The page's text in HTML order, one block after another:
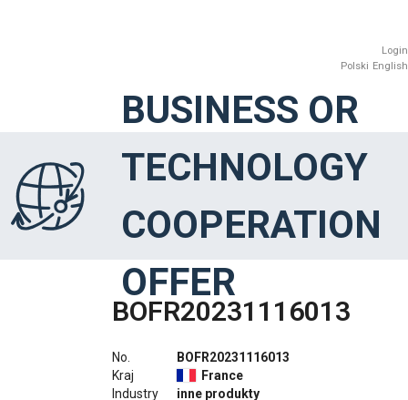
Login
Polski English
BUSINESS OR
TECHNOLOGY
COOPERATION
OFFER
BOFR20231116013
No.
Kraj
Industry
BOFR20231116013
France
inne produkty